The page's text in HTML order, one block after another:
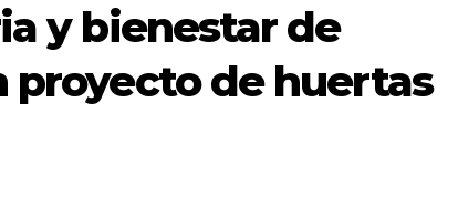
y bienestar de
proyecto de huertas